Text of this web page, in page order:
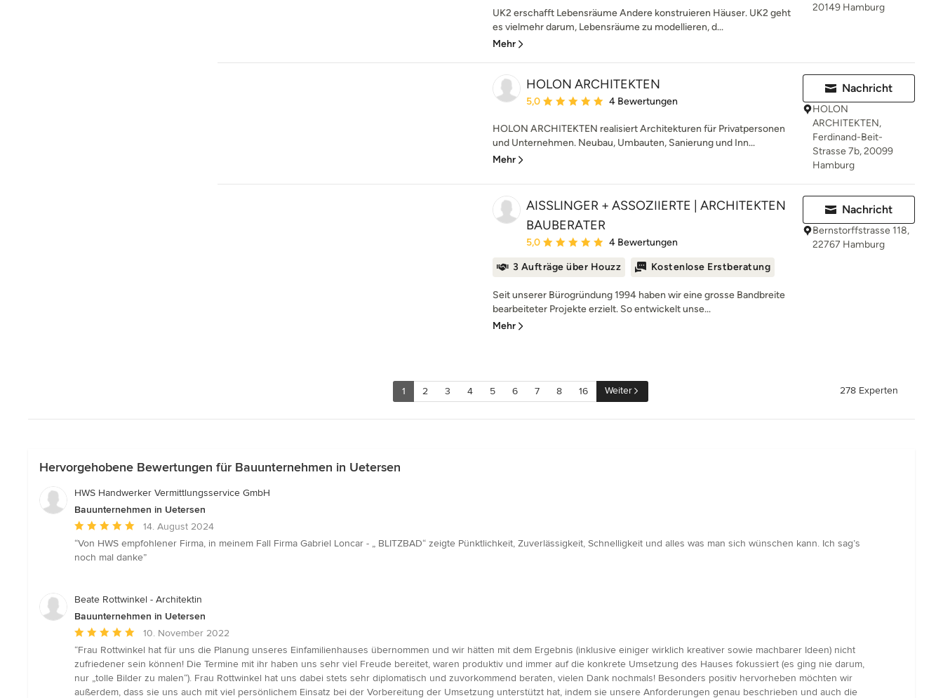
UK2 erschafft Lebensräume Andere konstruieren Häuser. UK2 geht
es vielmehr darum, Lebensräume zu modellieren, d...
Mehr
20149 Hamburg
HOLON ARCHITEKTEN
Durchschnittliche Bewertung: 5 von 5 Sternen
5,0 4 Bewertungen
HOLON ARCHITEKTEN realisiert Architekturen für Privatpersonen
und Unternehmen. Neubau, Umbauten, Sanierung und Inn...
Mehr
Nachricht
HOLON
ARCHITEKTEN,
Ferdinand-Beit-
Strasse 7b, 20099
Hamburg
AISSLINGER + ASSOZIIERTE | ARCHITEKTEN
BAUBERATER
Durchschnittliche Bewertung: 5 von 5 Sternen
5,0 4 Bewertungen
3 Aufträge über Houzz Kostenlose Erstberatung
Seit unserer Bürogründung 1994 haben wir eine grosse Bandbreite
bearbeiteter Projekte erzielt. So entwickelt unse...
Mehr
Nachricht
Bernstorffstrasse 118,
22767 Hamburg
1 2 3 4 5 6 7 8 16 Weiter 278 Experten
Hervorgehobene Bewertungen für Bauunternehmen in Uetersen
HWS Handwerker Vermittlungsservice GmbH
Bauunternehmen in Uetersen
Durchschnittliche
Bewertung:
5
Sternen
14. August 2024
“Von HWS empfohlener Firma, in meinem Fall Firma Gabriel Loncar - „ BLITZBAD“ zeigte Pünktlichkeit, Zuverlässigkeit, Schnelligkeit und alles was man sich wünschen kann. Ich sag’s
noch mal danke”
Beate Rottwinkel - Architektin
Bauunternehmen in Uetersen
Durchschnittliche
Bewertung:
5
von
5
10. November 2022
“Frau Rottwinkel hat für uns die Planung unseres Einfamilienhauses übernommen und wir hätten mit dem Ergebnis (inklusive einiger wirklich kreativer sowie machbarer Ideen) nicht
zufriedener sein können! Die Termine mit ihr haben uns sehr viel Freude bereitet, waren produktiv und immer auf die konkrete Umsetzung des Hauses fokussiert (es ging nie darum,
nur „tolle Bilder zu malen“). Frau Rottwinkel hat uns dabei stets sehr diplomatisch und zuvorkommend beraten, vielen Dank nochmals! Besonders positiv hervorheben möchten wir
außerdem, dass sie uns auch mit viel persönlichem Einsatz bei der Vorbereitung der Umsetzung unterstützt hat, indem sie unsere Anforderungen genau beschrieben und auch die